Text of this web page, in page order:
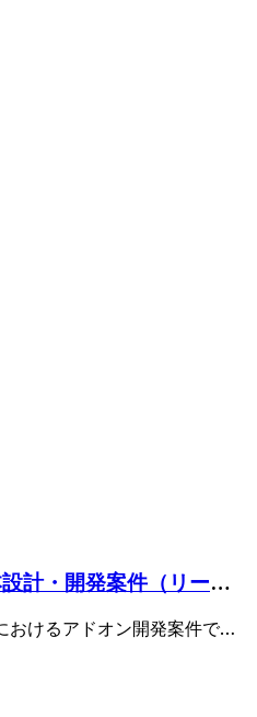
ードバックし修正完了まで追
設計～開
としての経験が求められ、状
ュニケーションも発生します
ります。
計・開発案件（リーダ
けるアドオン開発案件で
グ、単体テストまで一貫して
はなく、概要設計・基本設